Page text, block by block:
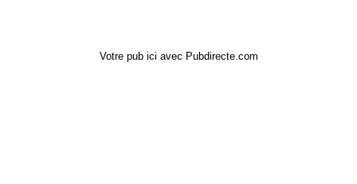
Votre pub ici avec Pubdirecte.com